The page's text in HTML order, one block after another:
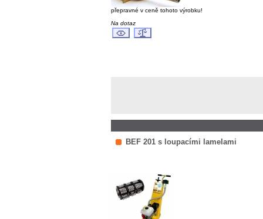
přepravné v ceně tohoto výrobku!
Na dotaz
BEF 201 s loupacími lamelami